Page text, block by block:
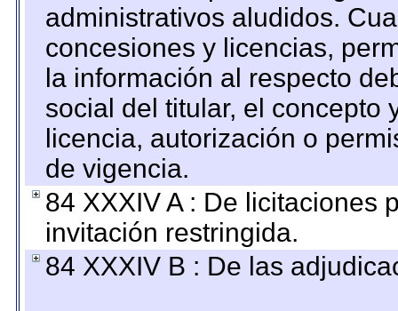
administrativos aludidos.
concesiones y licencias,
la información al respecto
social del titular, el concepto
licencia, autorización o
de vigencia.
84 XXXIV A : De licitaciones
invitación restringida.
84 XXXIV B : De las